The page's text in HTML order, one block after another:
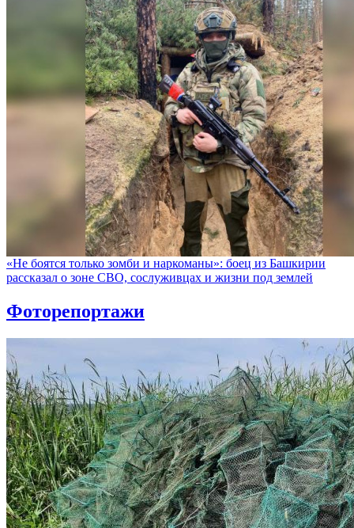
«Не боятся только зомби и наркоманы»: боец из Башкирии
рассказал о зоне СВО, сослуживцах и жизни под землей
Фоторепортажи